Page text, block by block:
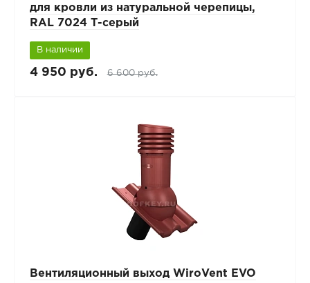
для кровли из натуральной черепицы,
RAL 7024 Т-серый
В наличии
4 950 руб. 6 600 руб.
Вентиляционный выход WiroVent EVO